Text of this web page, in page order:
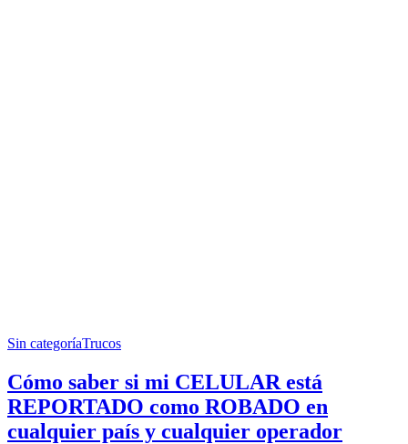
Sin categoríaTrucos
Cómo saber si mi CELULAR está
REPORTADO como ROBADO en
cualquier país y cualquier operador